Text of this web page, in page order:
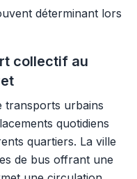
déterminant lors
collectif au
transports urbains
quotidiens
quartiers. La ville
de bus offrant une